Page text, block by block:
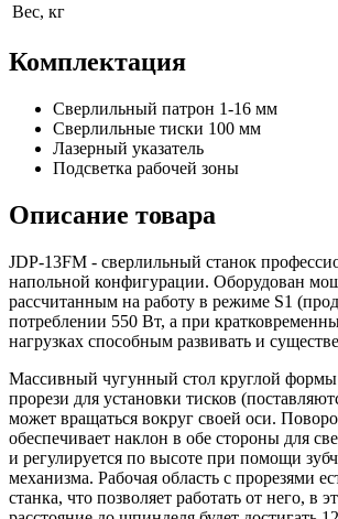
Вес, кг
Комплектация
Сверлильный патрон 1-16 мм
Сверлильные тиски 100 мм
Лазерный указатель
Подсветка рабочей зоны
Описание товара
JDP-13FM - сверлильный станок
напольной конфигурации. Оборудован
рассчитанным на работу в режиме S1
потреблении 550 Вт, а при
нагрузках способным развивать и
Массивный чугунный стол круглой формы
прорези для установки тисков
может вращаться вокруг своей оси.
обеспечивает наклон в обе стороны для
и регулируется по высоте при помощи
механизма. Рабочая область с прорезями
станка, что позволяет работать от него, в